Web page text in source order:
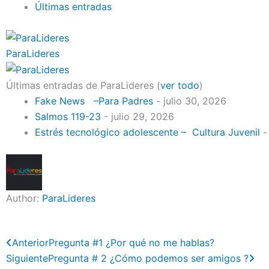
Últimas entradas
ParaLideres
Últimas entradas de ParaLideres (ver todo)
Fake News –Para Padres - julio 30, 2026
Salmos 119-23 - julio 29, 2026
Estrés tecnológico adolescente – Cultura Juvenil -
Author: ParaLideres
Previo
AnteriorPregunta #1 ¿Por qué no me hablas?
SiguientePregunta # 2 ¿Cómo podemos ser amigos ?